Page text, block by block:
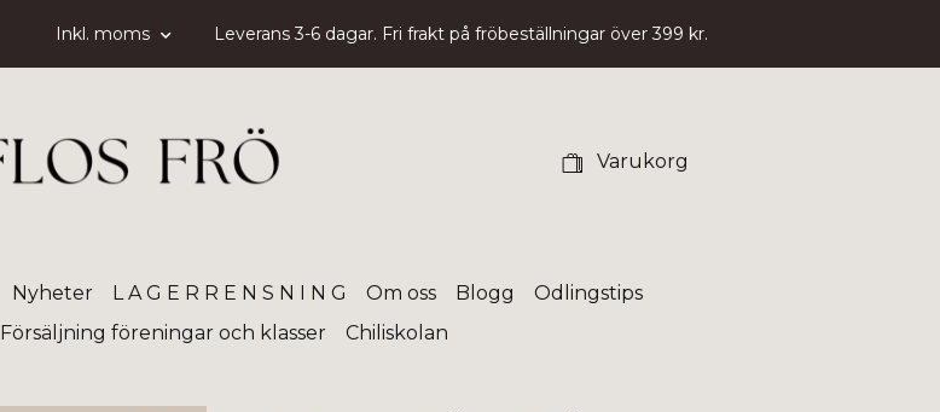
Inkl. moms Leverans 3-6 dagar. Fri frakt på fröbeställningar över 399 kr.
Varukorg
Nyheter L A G E R R E N S N I N G Om oss Blogg
Odlingstips
Försäljning föreningar och klasser Chiliskolan